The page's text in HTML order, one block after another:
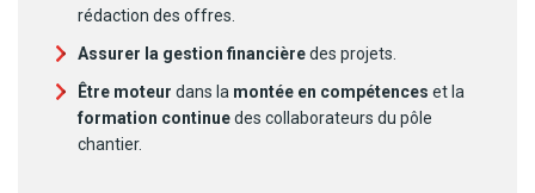
rédaction des offres.
Assurer la gestion financièredes projets.
Être moteur dans la montée en compétences et la
formation continuedes collaborateurs du pôle
chantier.